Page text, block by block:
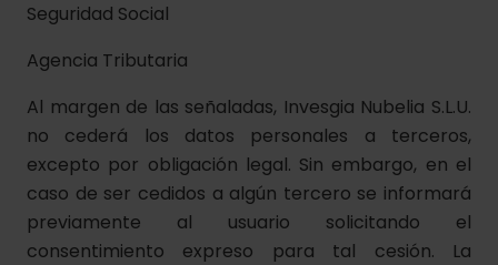
Seguridad Social
Agencia Tributaria
Al margen de las señaladas, Invesgia Nubelia S.L.U.
no cederá los datos personales a terceros,
excepto por obligación legal. Sin embargo, en el
caso de ser cedidos a algún tercero se informará
previamente al usuario solicitando el
consentimiento expreso para tal cesión. La